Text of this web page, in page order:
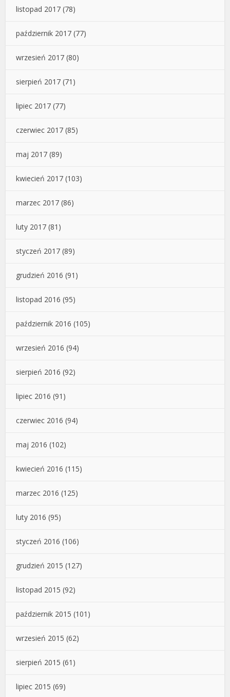
listopad 2017 (78)
październik 2017 (77)
wrzesień 2017 (80)
sierpień 2017 (71)
lipiec 2017 (77)
czerwiec 2017 (85)
maj 2017 (89)
kwiecień 2017 (103)
marzec 2017 (86)
luty 2017 (81)
styczeń 2017 (89)
grudzień 2016 (91)
listopad 2016 (95)
październik 2016 (105)
wrzesień 2016 (94)
sierpień 2016 (92)
lipiec 2016 (91)
czerwiec 2016 (94)
maj 2016 (102)
kwiecień 2016 (115)
marzec 2016 (125)
luty 2016 (95)
styczeń 2016 (106)
grudzień 2015 (127)
listopad 2015 (92)
październik 2015 (101)
wrzesień 2015 (62)
sierpień 2015 (61)
lipiec 2015 (69)